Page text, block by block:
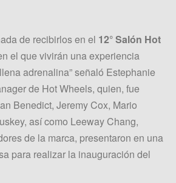
de recibirlos en el 12° Salón Hot
el que vivirán una experiencia
adrenalina” señaló Estephanie
de Hot Wheels, quien, fue
Benedict, Jeremy Cox, Mario
así como Leeway Chang,
de la marca, presentaron en una
para realizar la inauguración del